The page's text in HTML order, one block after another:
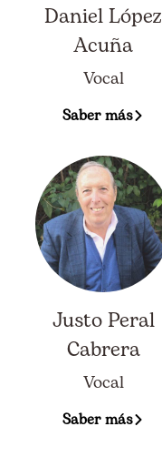
Daniel López
Acuña
Vocal
Saber más
Justo Peral
Cabrera
Vocal
Saber más